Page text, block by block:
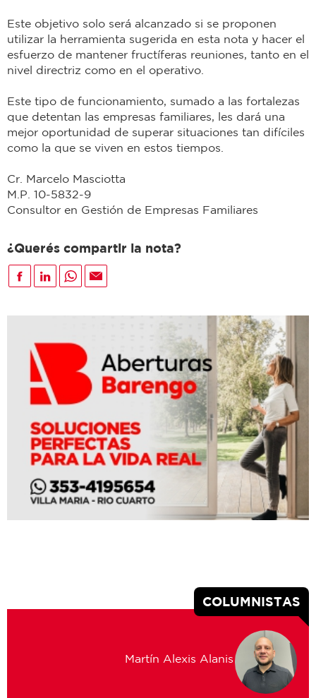
Este objetivo solo será alcanzado si se proponen
utilizar la herramienta sugerida en esta nota y hacer el
esfuerzo de mantener fructíferas reuniones, tanto en el
nivel directriz como en el operativo.
Este tipo de funcionamiento, sumado a las fortalezas
que detentan las empresas familiares, les dará una
mejor oportunidad de superar situaciones tan difíciles
como la que se viven en estos tiempos.
Cr. Marcelo Masciotta
M.P. 10-5832-9
Consultor en Gestión de Empresas Familiares
¿Querés compartir la nota?
COLUMNISTAS
Martín Alexis Alanis